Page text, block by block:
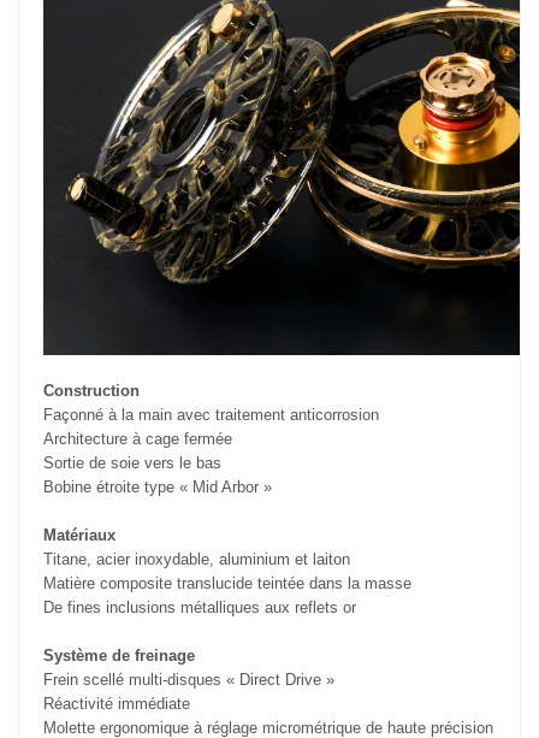
Construction
Façonné à la main avec traitement anticorrosion
Architecture à cage fermée
Sortie de soie vers le bas
Bobine étroite type « Mid Arbor »
Matériaux
Titane, acier inoxydable, aluminium et laiton
Matière composite translucide teintée dans la masse
De fines inclusions métalliques aux reflets or
Système de freinage
Frein scellé multi-disques « Direct Drive »
Réactivité immédiate
Molette ergonomique à réglage micrométrique de haute précision